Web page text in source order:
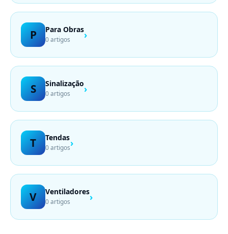
P Para Obras
0 artigos ›
S Sinalização
0 artigos ›
T Tendas
0 artigos›
V Ventiladores
0 artigos ›